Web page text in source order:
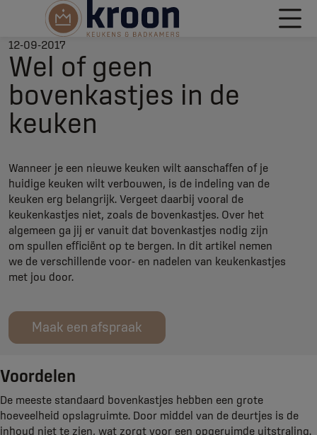
12-09-2017
Wel of geen
bovenkastjes in de
keuken
Wanneer je een nieuwe keuken wilt aanschaffen of je
huidige keuken wilt verbouwen, is de indeling van de
keuken erg belangrijk. Vergeet daarbij vooral de
keukenkastjes niet, zoals de bovenkastjes. Over het
algemeen ga jij er vanuit dat bovenkastjes nodig zijn
om spullen efficiënt op te bergen. In dit artikel nemen
we de verschillende voor- en nadelen van keukenkastjes
met jou door.
Maak een afspraak
Voordelen
De meeste standaard bovenkastjes hebben een grote
hoeveelheid opslagruimte. Door middel van de deurtjes is de
inhoud niet te zien, wat zorgt voor een opgeruimde uitstraling.